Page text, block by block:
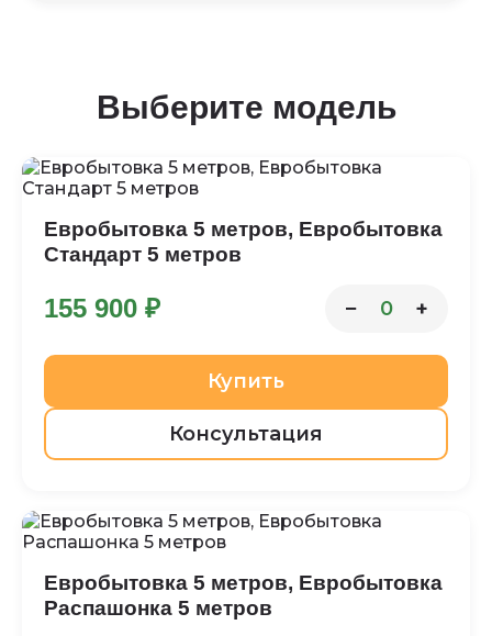
Выберите модель
Евробытовка 5 метров, Евробытовка
Стандарт 5 метров
155 900 ₽ − 0 +
Купить
Консультация
Евробытовка 5 метров, Евробытовка
Распашонка 5 метров